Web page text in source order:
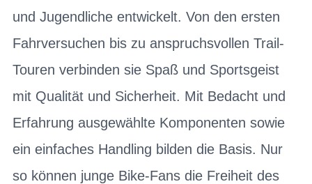
und Jugendliche entwickelt. Von den ersten
Fahrversuchen bis zu anspruchsvollen Trail-
Touren verbinden sie Spaß und Sportsgeist
mit Qualität und Sicherheit. Mit Bedacht und
Erfahrung ausgewählte Komponenten sowie
ein einfaches Handling bilden die Basis. Nur
so können junge Bike-Fans die Freiheit des